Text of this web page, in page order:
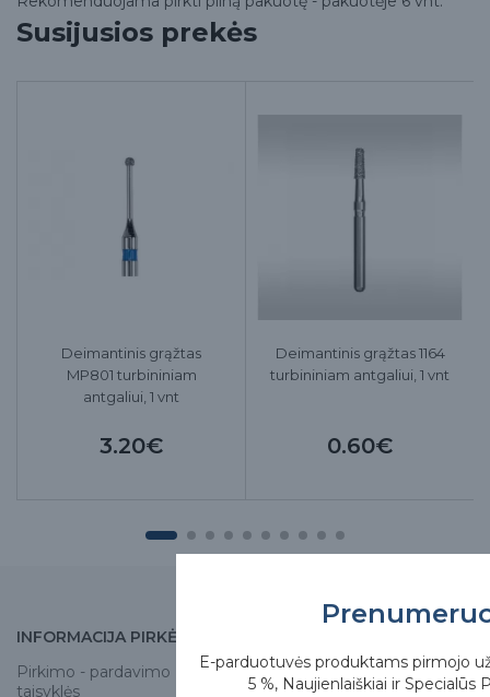
Susijusios prekės
Deimantinis grąžtas
MP801 turbininiam
antgaliui, 1 vnt
3.20€
Deimantinis grąžtas 1164
turbininiam antgaliui, 1 vnt
0.60€
INFORMACIJA PIRKĖJUI
Pirkimo - pardavimo
taisyklės
Apie mus
E-parduotuvės produktams pirmojo
5 %, Naujienlaiškiai ir Specialūs